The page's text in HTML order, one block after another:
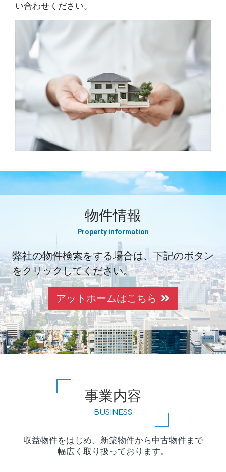
い合わせください。
物件情報
Property information
弊社の物件検索をする場合は、下記のボタン
をクリックしてください。
アットホームはこちら
事業内容
BUSINESS
収益物件をはじめ、新築物件から中古物件まで
幅広く取り扱っております。